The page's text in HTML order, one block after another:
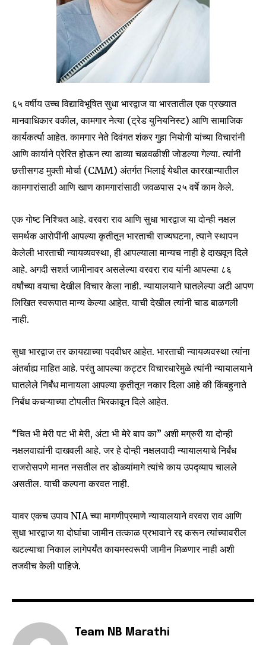
६५ वर्षीय उच्च विद्याविभूषित सुधा भारद्वाज या भारतातील एक प्रख्यात
मानवाधिकार वकील, कामगार नेत्या (ट्रेड युनियनिस्ट) आणि सामाजिक
कार्यकर्त्या आहेत. कामगार नेते दिवंगत शंकर गुहा नियोगी यांच्या विचारांनी
आणि कार्याने प्रेरित होऊन त्या डाव्या चळवळीशी जोडल्या गेल्या. त्यांनी
छत्तीसगड मुक्ती मोर्चा (CMM) अंतर्गत भिलाई येथील कारखान्यातील
कामगारांसाठी आणि खाण कामगारांसाठी जवळपास २५ वर्षे काम केले.
एक गोष्ट निश्चित आहे. वरवरा राव आणि सुधा भारद्वाज या दोन्ही नक्षल
समर्थक आरोपींनी आपल्या कृतीतून भारताची राज्यघटना, त्याने स्थापन
केलेली भारताची न्यायव्यवस्था, ही आपल्याला मान्यच नाही हे दाखवून दिले
आहे. अगदी सशर्त जामीनावर असलेल्या वरवरा राव यांनी आपल्या ८६
वर्षांच्या वयाचा देखील विचार केला नाही. न्यायालयाने घातलेल्या अटी आपण
लिखित स्वरूपात मान्य केल्या आहेत. याची देखील त्यांनी चाड बाळगली
नाही.
सुधा भारद्वाज तर कायद्याच्या पदवीधर आहेत. भारताची न्यायव्यवस्था त्यांना
अंतर्बाह्य माहित आहे. परंतु आपल्या कट्टर विचारधारेमुळे त्यांनी न्यायालयाने
घातलेले निर्बंध मानायला आपल्या कृतीतून नकार दिला आहे की किंबहुनाते
निर्बंध कचऱ्याच्या टोपलीत भिरकावून दिले आहेत.
“चित भी मेरी पट भी मेरी, अंटा भी मेरे बाप का” अशी मग्रुरी या दोन्ही
नक्षलवाद्यांनी दाखवली आहे. जर हे दोन्ही नक्षलवादी न्यायालयाचे निर्बंध
राजरोसपणे मानत नसतील तर डोळ्यांमागे त्यांचे काय उपद्व्याप चालले
असतील. याची कल्पना करवत नाही.
यावर एकच उपाय NIA च्या मागणीप्रमाणे न्यायालयाने वरवरा राव आणि
सुधा भारद्वाज या दोघांचा जामीन तत्काळ प्रभावाने रद्द करून त्यांच्यावरील
खटल्याचा निकाल लागेपर्यंत कायमस्वरूपी जामीन मिळणार नाही अशी
तजवीच केली पाहिजे.
Team NB Marathi